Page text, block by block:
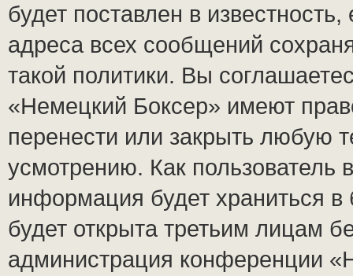
будет поставлен в
адреса всех сообщений
такой политики. Вы
«Немецкий Боксер» имеют
перенести или закрыть любую
усмотрению. Как пользователь
информация будет храниться
будет открыта третьим лицам
администрация конференции